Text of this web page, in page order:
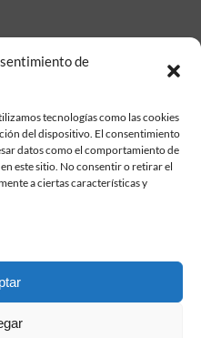
de
tecnologías como las cookies
del dispositivo. El consentimiento
datos como el comportamiento de
este sitio. No consentir o retirar el
a ciertas características y
Estudios Clásicos
Madrid, 28006.
© Fundación Pastor. Sitio web
contratación